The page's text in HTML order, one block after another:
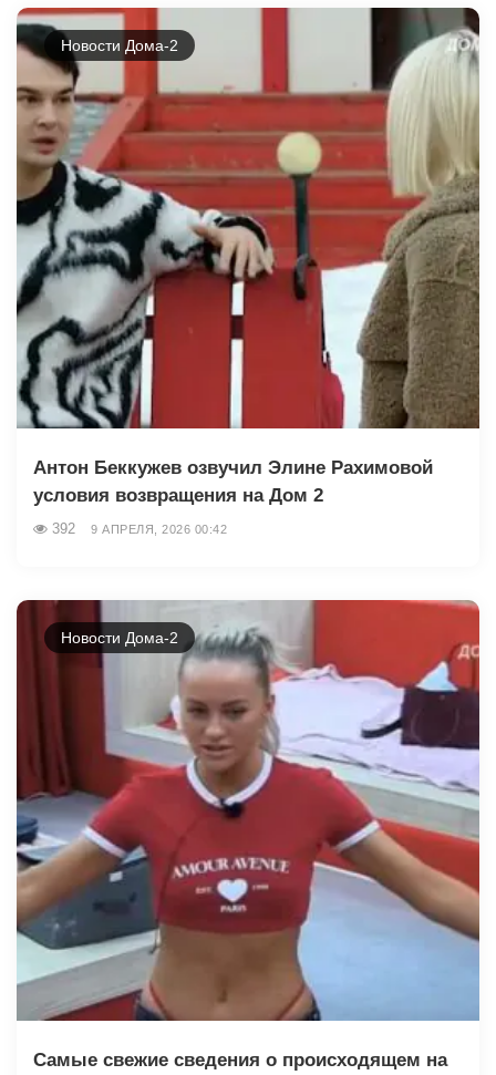
Новости Дома-2
Антон Беккужев озвучил Элине Рахимовой
условия возвращения на Дом 2
392 9 АПРЕЛЯ, 2026 00:42
Новости Дома-2
Самые свежие сведения о происходящем на